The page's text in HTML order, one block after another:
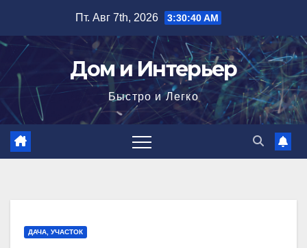
содержимому
Пт. Авг 7th, 2026 3:30:41 AM
Дом и Интерьер
Быстро и Легко
ДАЧА, УЧАСТОК